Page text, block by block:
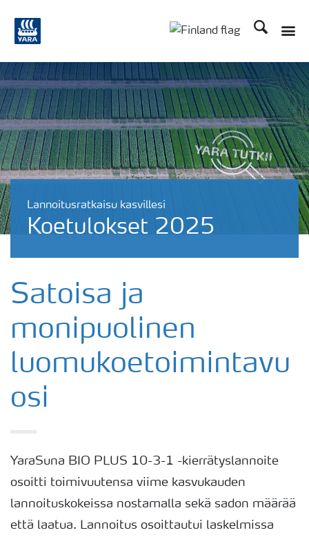
Etsi
Lannoitusratkaisu kasvillesi
Koetulokset 2025
Satoisa ja
monipuolinen
luomukoetoimintavu
osi
YaraSuna BIO PLUS 10-3-1 -kierrätyslannoite
osoitti toimivuutensa viime kasvukauden
lannoituskokeissa nostamalla sekä sadon määrää
että laatua. Lannoitus osoittautui laskelmissa